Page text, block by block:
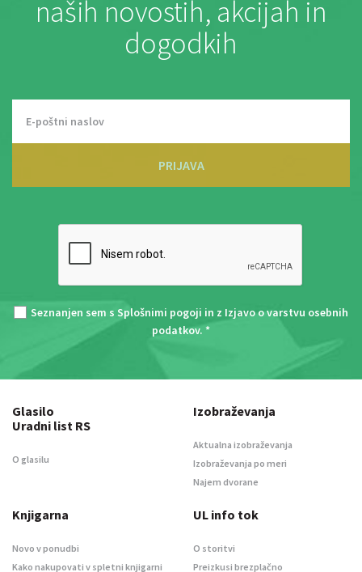
naših novostih, akcijah in
dogodkih
PRIJAVA
Seznanjen sem s Splošnimi pogoji in z Izjavo o varstvu osebnih
podatkov. *
Glasilo
Uradni list RS
O glasilu
Izobraževanja
Aktualna izobraževanja
Izobraževanja po meri
Najem dvorane
Knjigarna
Novo v ponudbi
Kako nakupovati v spletni knjigarni
UL info tok
O storitvi
Preizkusi brezplačno